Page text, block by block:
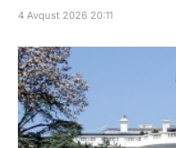
4 Avqust 2026 20:11